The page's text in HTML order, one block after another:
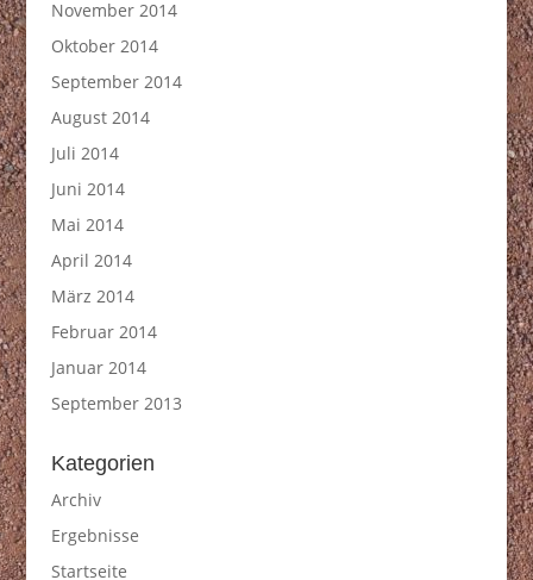
November 2014
Oktober 2014
September 2014
August 2014
Juli 2014
Juni 2014
Mai 2014
April 2014
März 2014
Februar 2014
Januar 2014
September 2013
Kategorien
Archiv
Ergebnisse
Startseite